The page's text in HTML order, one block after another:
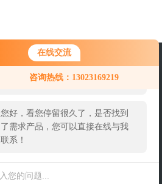
在线交流
咨询热线：13023169219
您好！欢迎前来咨询，很高兴为您
服务，请问您要咨询什么问题呢？
您好，看您停留很久了，是否找到
了需求产品，您可以直接在线与我
联系！